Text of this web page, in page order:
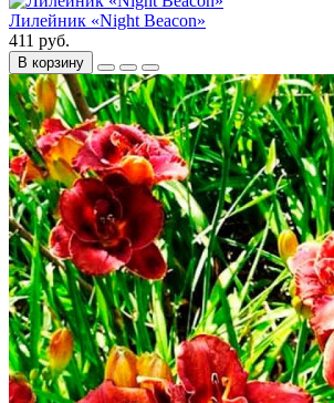
Лилейник «Night Beacon»
411 руб.
В корзину